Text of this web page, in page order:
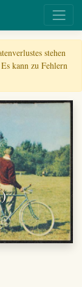
stehen
kann zu Fehlern